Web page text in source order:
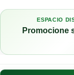
ESPACIO
Promocione